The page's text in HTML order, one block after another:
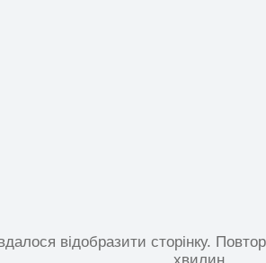
відобразити сторінку.